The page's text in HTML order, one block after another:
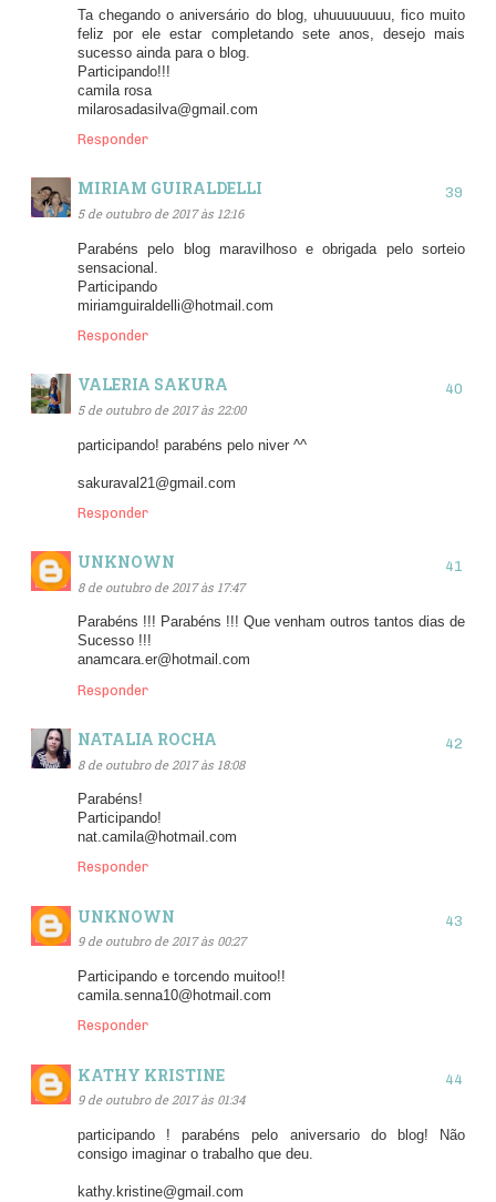
Ta chegando o aniversário do blog, uhuuuuuuuu, fico muito
feliz por ele estar completando sete anos, desejo mais
sucesso ainda para o blog.
Participando!!!
camila rosa
milarosadasilva@gmail.com
Responder
MIRIAM GUIRALDELLI
5 de outubro de 2017 às 12:16
Parabéns pelo blog maravilhoso e obrigada pelo sorteio
sensacional.
Participando
miriamguiraldelli@hotmail.com
Responder
VALERIA SAKURA
5 de outubro de 2017 às 22:00
participando! parabéns pelo niver ^^
sakuraval21@gmail.com
Responder
UNKNOWN
8 de outubro de 2017 às 17:47
Parabéns !!! Parabéns !!! Que venham outros tantos dias de
Sucesso !!!
anamcara.er@hotmail.com
Responder
NATALIA ROCHA
8 de outubro de 2017 às 18:08
Parabéns!
Participando!
nat.camila@hotmail.com
Responder
UNKNOWN
9 de outubro de 2017 às 00:27
Participando e torcendo muitoo!!
camila.senna10@hotmail.com
Responder
KATHY KRISTINE
9 de outubro de 2017 às 01:34
participando ! parabéns pelo aniversario do blog! Não
consigo imaginar o trabalho que deu.
kathy.kristine@gmail.com